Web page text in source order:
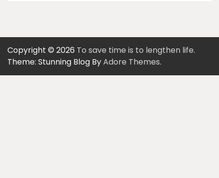
Copyright © 2026 To save time is to lengthen life.
Theme: Stunning Blog ByAdore Themes.